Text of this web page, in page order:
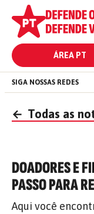
ÁREA PT
SIGA NOSSAS REDES
← Todas as
DOADORES E
PASSO PARA
Aqui você